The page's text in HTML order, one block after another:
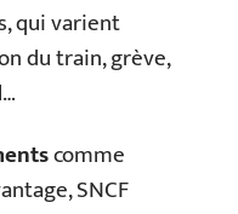
qui varient
du train, grève,
comme
SNCF